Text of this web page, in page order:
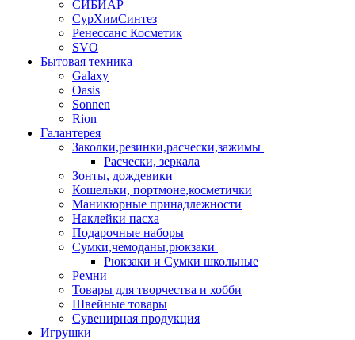
СИБИАР
СурХимСинтез
Ренессанс Косметик
SVO
Бытовая техника
Galaxy
Oasis
Sonnen
Rion
Галантерея
Заколки,резинки,расчески,зажимы
Расчески, зеркала
Зонты, дождевики
Кошельки, портмоне,косметички
Маникюрные принадлежности
Наклейки пасха
Подарочные наборы
Сумки,чемоданы,рюкзаки
Рюкзаки и Сумки школьные
Ремни
Товары для творчества и хобби
Швейные товары
Сувенирная продукция
Игрушки